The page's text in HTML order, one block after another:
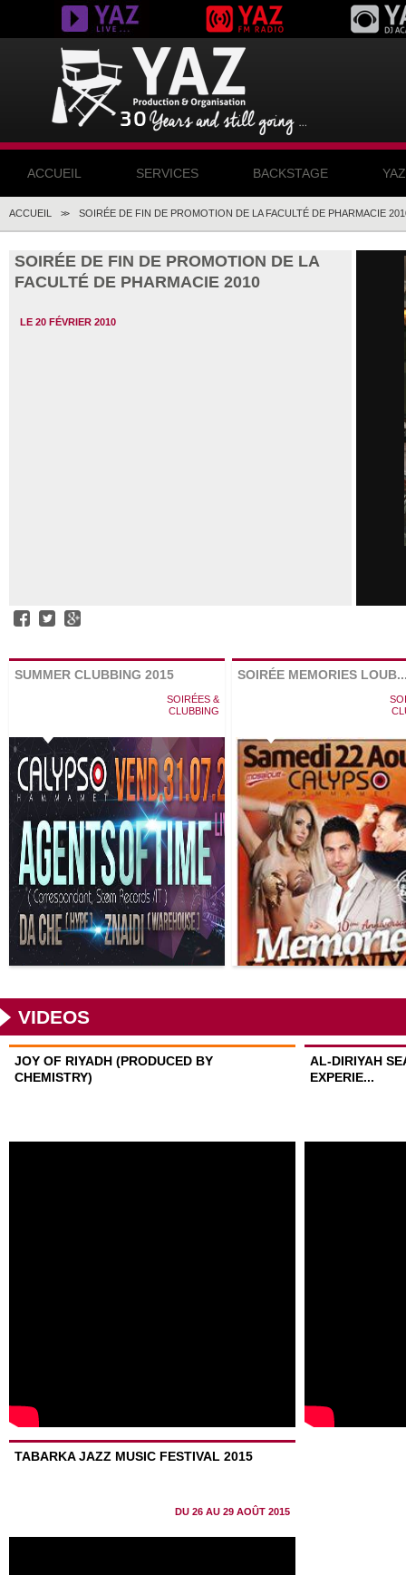
ACCUEIL SERVICES BACKSTAGE
ACCUEIL >> SOIRÉE DE FIN DE PROMOTION DE LA FACULTÉ DE PHARMACIE
SOIRÉE DE FIN DE PROMOTION DE LA
FACULTÉ DE PHARMACIE 2010
LE 20 FÉVRIER 2010
SUMMER CLUBBING 2015
SOIRÉES &
CLUBBING
SOIRÉE MEMORIES
Memories made in Beyrouth
libanaise Fadi Harb, et la
brésilienne Daianne; Hosted by
VIDEOS
JOY OF RIYADH (PRODUCED BY
CHEMISTRY)
AL-DIRIYAH
EXPERIE...
TABARKA JAZZ MUSIC FESTIVAL 2015
DU 26 AU 29 AOÛT 2015